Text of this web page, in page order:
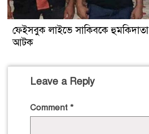
ফেইসবুক লাইভে সাকিবকে হুমকিদাতা
আটক
Leave a Reply
Comment *